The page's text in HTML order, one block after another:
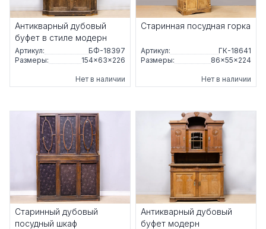
Антикварный дубовый
буфет в стиле модерн
Артикул:
БФ-18397
Размеры:
154×63×226
Нет в наличии
Старинная посудная горка
Артикул:
ГК-18641
Размеры:
86×55×224
Нет в наличии
Старинный дубовый
посудный шкаф
Антикварный дубовый
буфет модерн